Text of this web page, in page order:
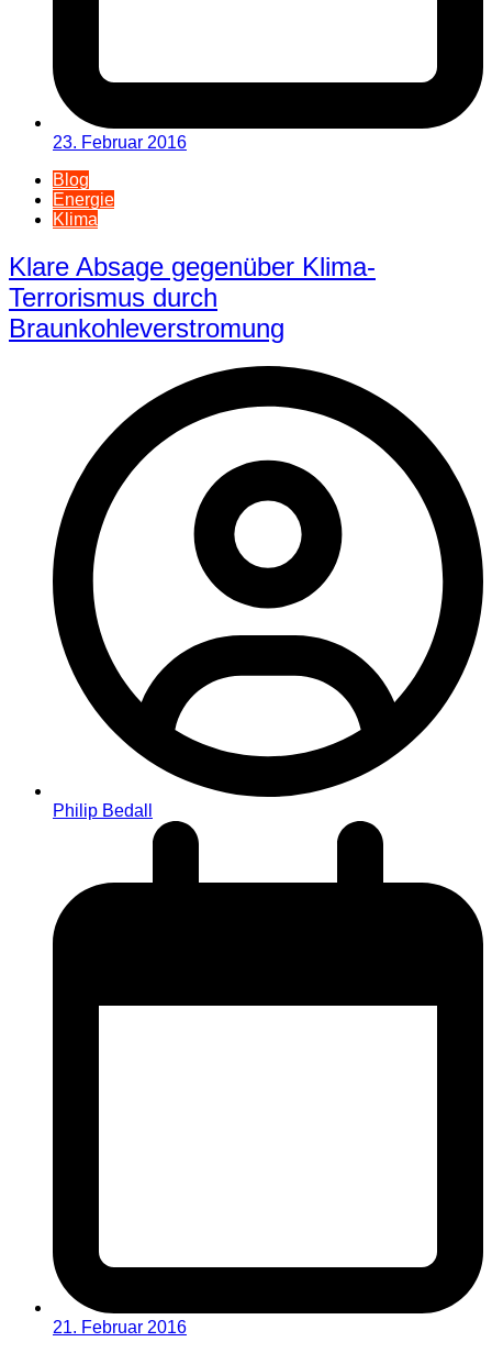
23. Februar 2016
Blog
Energie
Klima
Klare Absage gegenüber Klima-
Terrorismus durch
Braunkohleverstromung
Philip Bedall
21. Februar 2016